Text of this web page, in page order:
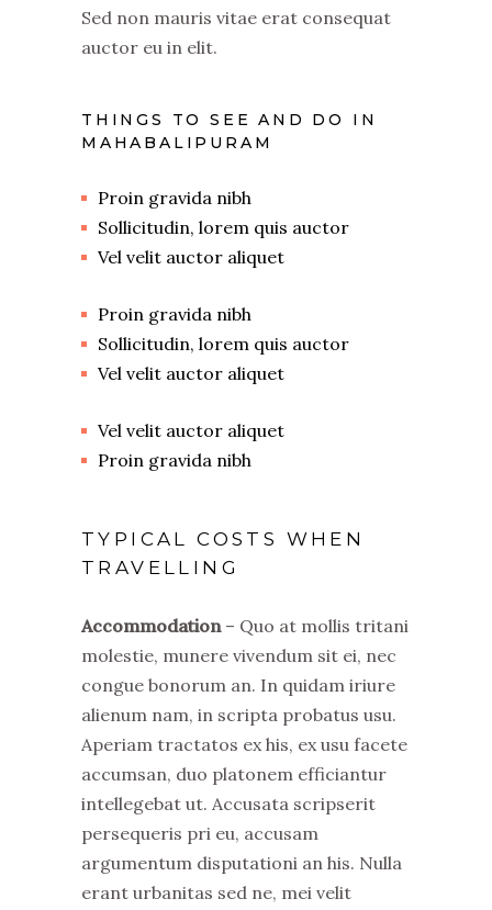
Sed non mauris vitae erat consequat
auctor eu in elit.
THINGS TO SEE AND DO IN
MAHABALIPURAM
Proin gravida nibh
Sollicitudin, lorem quis auctor
Vel velit auctor aliquet
Proin gravida nibh
Sollicitudin, lorem quis auctor
Vel velit auctor aliquet
Vel velit auctor aliquet
Proin gravida nibh
TYPICAL COSTS WHEN
TRAVELLING
Accommodation– Quo at mollis tritani
molestie, munere vivendum sit ei, nec
congue bonorum an. In quidam iriure
alienum nam, in scripta probatus usu.
Aperiam tractatos ex his, ex usu facete
accumsan, duo platonem efficiantur
intellegebat ut. Accusata scripserit
persequeris pri eu, accusam
argumentum disputationi an his. Nulla
erant urbanitas sed ne, mei velit